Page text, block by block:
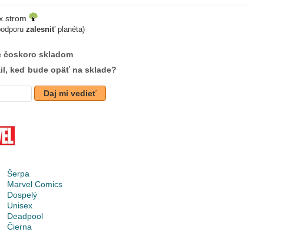
strom
zalesniťplanéta)
čoskoro skladom
keď bude opäť na sklade?
Daj mi vedieť
Šerpa
Marvel Comics
Dospelý
Unisex
Deadpool
Čierna